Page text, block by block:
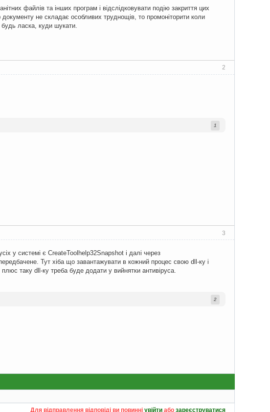
файлів та інших програм і відслідковувати подію закриття цих
не складає особливих труднощів, то промоніторити коли
ласка, куди шукати.
2
1
3
у системі є CreateToolhelp32Snapshot і далі через
Тут хіба що завантажувати в кожний процес свою dll-ку і
таку dll-ку треба буде додати у вийнятки антивіруса.
2
Для відправлення відповіді ви повинні увійти або зареєструватися